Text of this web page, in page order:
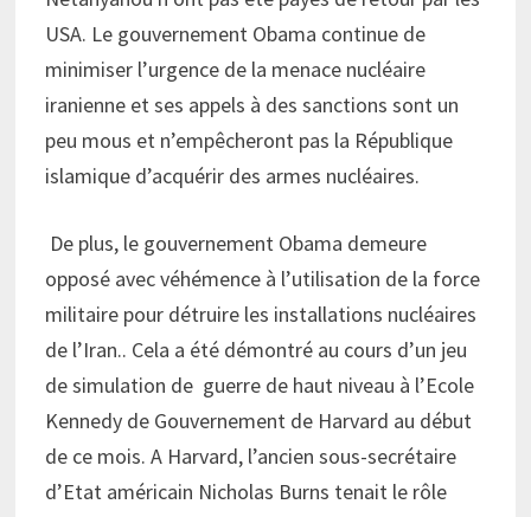
USA. Le gouvernement Obama continue de
minimiser l’urgence de la menace nucléaire
iranienne et ses appels à des sanctions sont un
peu mous et n’empêcheront pas la République
islamique d’acquérir des armes nucléaires.
De plus, le gouvernement Obama demeure
opposé avec véhémence à l’utilisation de la force
militaire pour détruire les installations nucléaires
de l’Iran.. Cela a été démontré au cours d’un jeu
de simulation de guerre de haut niveau à l’Ecole
Kennedy de Gouvernement de Harvard au début
de ce mois. A Harvard, l’ancien sous-secrétaire
d’Etat américain Nicholas Burns tenait le rôle